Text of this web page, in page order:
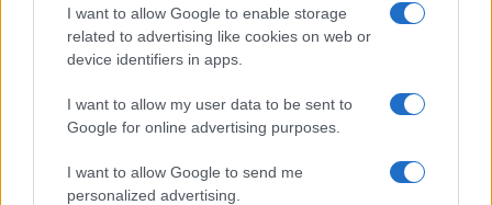
I want to allow Google to enable storage
related to advertising like cookies on web or
device identifiers in apps.
I want to allow my user data to be sent to
Google for online advertising purposes.
I want to allow Google to send me
personalized advertising.
SALUTE